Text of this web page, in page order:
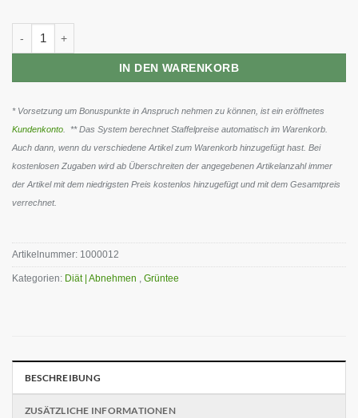
ProFuel Grüntee Extrakt 120 Kapseln Menge
IN DEN WARENKORB
* Vorsetzung um Bonuspunkte in Anspruch nehmen zu können, ist ein eröffnetes
Kundenkonto . ** Das System berechnet Staffelpreise automatisch im Warenkorb.
Auch dann, wenn du verschiedene Artikel zum Warenkorb hinzugefügt hast. Bei
kostenlosen Zugaben wird ab Überschreiten der angegebenen Artikelanzahl immer
der Artikel mit dem niedrigsten Preis kostenlos hinzugefügt und mit dem Gesamtpreis
verrechnet.
Artikelnummer: 1000012
Kategorien: Diät | Abnehmen , Grüntee
BESCHREIBUNG
ZUSÄTZLICHE INFORMATIONEN